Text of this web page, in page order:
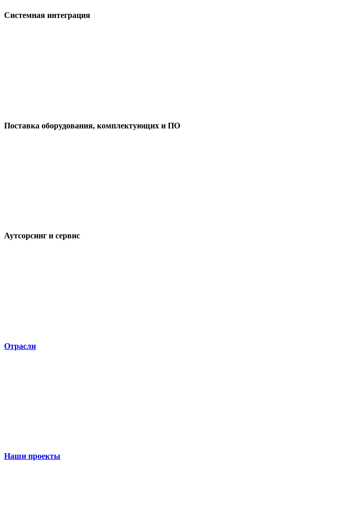
Системная интеграция
Поставка оборудования, комплектующих и ПО
Аутсорсинг и сервис
Отрасли
Наши проекты